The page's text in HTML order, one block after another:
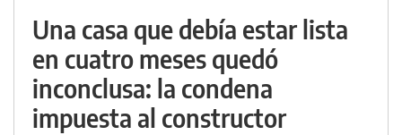
Una casa que debía estar lista
en cuatro meses quedó
inconclusa: la condena
impuesta al constructor